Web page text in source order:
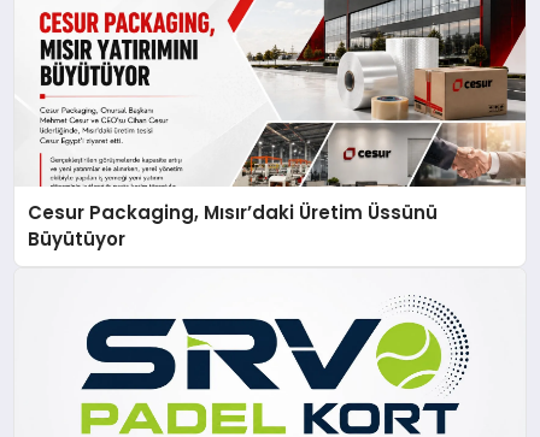
Cesur Packaging, Mısır’daki Üretim Üssünü
Büyütüyor